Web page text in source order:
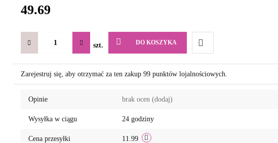
49.69
szt. DO KOSZYKA
Do
przechowalni
Zarejestruj się, aby otrzymać za ten zakup 99 punktów lojalnościowych.
Opinie brak ocen (dodaj)
Wysyłka w ciągu 24 godziny
Cena przesyłki 11.99